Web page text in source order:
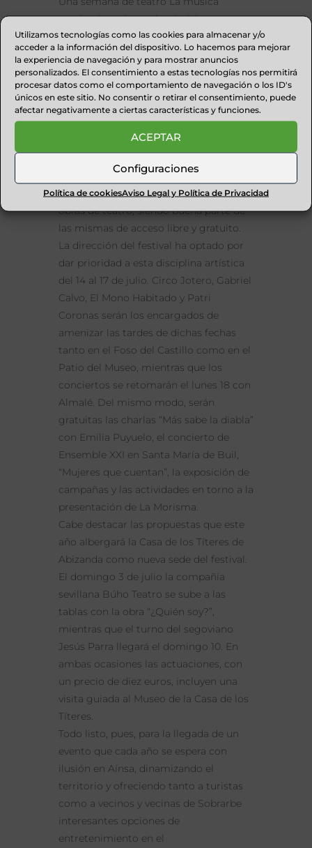
Utilizamos tecnologías como las cookies para almacenar y/o
acceder a la información del dispositivo. Lo hacemos para mejorar
la experiencia de navegación y para mostrar anuncios
personalizados. El consentimiento a estas tecnologías nos permitirá
procesar datos como el comportamiento de navegación o los ID's
únicos en este sitio. No consentir o retirar el consentimiento, puede
afectar negativamente a ciertas características y funciones.
ACEPTAR
Configuraciones
Política de cookiesAviso Legal y Política de Privacidad
recobra impulso en la trigésimo
segunda edición del Festival
Castillo de Aínsa, dándole especial
énfasis a los grupos locales y de la
comunidad de Aragón pero
incorporando igualmente propuestas
de otros puntos de la geografía
española y del mundo. No obstante, la
programación musical se ve
complementada un año más con las
obras de teatro, siendo buena parte de
las mismas de acceso libre y gratuito.
La dirección del festival ha optado por
dar prioridad a esta disciplina artística
del 14 al 17 de julio. Circo Jotero, Gabriel
Calvo, El Mono Habitado y Patri
Coronas serán los encargados de
amenizar las tardes de dichas fechas
tanto en el Foso del Castillo como en el
Patio del Museo, mientras que los
conciertos se retomarán el lunes 18 con
Almalé. Del mismo modo, serán
gratuitas las charlas “Más sabe la diabla”
con Emilia Puyuelo, el concierto de
Ensemble XXI en Santa María de Buil,
“Mujeres que cuentan”, la exposición de
campañas y las actividades en torno a la
presentación de La Morisma.
Cabe destacar las propuestas que este
año albergará la Casa de los Títeres de
Abizanda como nueva sede del festival.
El domingo 3 de julio la compañía
sevillana Búho Teatro se sube a las
tablas con la obra “¿Quién soy?”,
mientras que el turno del segoviano
Jesús Parra llegará el domingo 10. En
ambas ocasiones las actuaciones, con
un precio de diez euros, incluyen una
visita guiada al Museo de la Casa de los
Títeres.
Todo listo, pues, para la llegada de un
evento que cada año se espera con
ilusión en Aínsa, dinamizando el
territorio y ofreciendo tanto a turistas
como a vecinos y vecinas de Sobrarbe
interesantes opciones de
entretenimiento en el